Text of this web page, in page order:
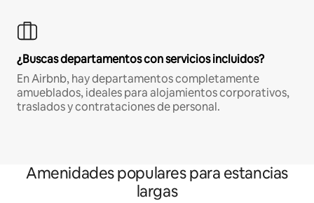
¿Buscas departamentos con servicios incluidos?
En Airbnb, hay departamentos completamente
amueblados, ideales para alojamientos corporativos,
traslados y contrataciones de personal.
Amenidades populares para estancias
largas